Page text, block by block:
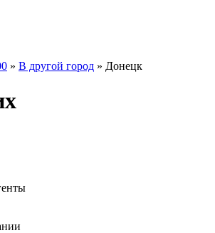
» В другой город » Донецк